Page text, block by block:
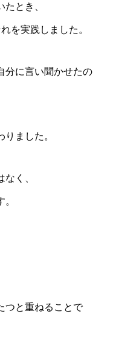
とき、
を実践しました。
分に言い聞かせたの
ました。
く、
つと重ねることで